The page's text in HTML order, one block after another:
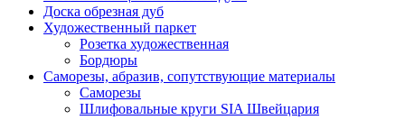
Доска обрезная дуб
Художественный паркет
Розетка художественная
Бордюры
Саморезы, абразив, сопутствующие материалы
Саморезы
Шлифовальные круги SIA Швейцария